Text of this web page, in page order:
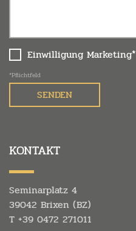
Einwilligung Marketing*
*Pflichtfeld
KONTAKT
Seminarplatz 4
39042 Brixen (BZ)
T +39 0472 271011